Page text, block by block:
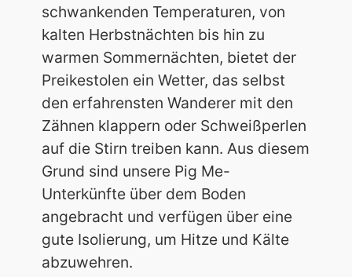
schwankenden Temperaturen, von
kalten Herbstnächten bis hin zu
warmen Sommernächten, bietet der
Preikestolen ein Wetter, das selbst
den erfahrensten Wanderer mit den
Zähnen klappern oder Schweißperlen
auf die Stirn treiben kann. Aus diesem
Grund sind unsere Pig Me-
Unterkünfte über dem Boden
angebracht und verfügen über eine
gute Isolierung, um Hitze und Kälte
abzuwehren.